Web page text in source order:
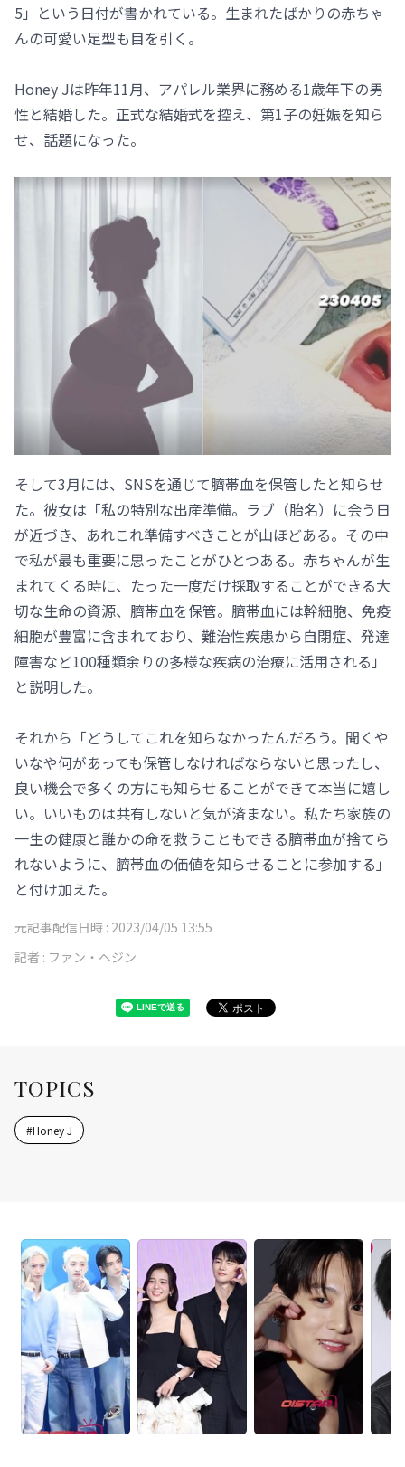
5」という日付が書かれている。生まれたばかりの赤ちゃ
んの可愛い足型も目を引く。
Honey Jは昨年11月、アパレル業界に務める1歳年下の男
性と結婚した。正式な結婚式を控え、第1子の妊娠を知ら
せ、話題になった。
そして3月には、SNSを通じて臍帯血を保管したと知らせ
た。彼女は「私の特別な出産準備。ラブ（胎名）に会う日
が近づき、あれこれ準備すべきことが山ほどある。その中
で私が最も重要に思ったことがひとつある。赤ちゃんが生
まれてくる時に、たった一度だけ採取することができる大
切な生命の資源、臍帯血を保管。臍帯血には幹細胞、免疫
細胞が豊富に含まれており、難治性疾患から自閉症、発達
障害など100種類余りの多様な疾病の治療に活用される」
と説明した。
それから「どうしてこれを知らなかったんだろう。聞くや
いなや何があっても保管しなければならないと思ったし、
良い機会で多くの方にも知らせることができて本当に嬉し
い。いいものは共有しないと気が済まない。私たち家族の
一生の健康と誰かの命を救うこともできる臍帯血が捨てら
れないように、臍帯血の価値を知らせることに参加する」
と付け加えた。
元記事配信日時 : 2023/04/05 13:55
記者 : ファン・ヘジン
TOPICS
#Honey J